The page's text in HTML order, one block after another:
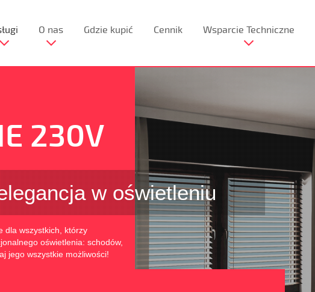
O nas Gdzie kupić Cennik Wsparcie Techniczne
230V
w oświetleniu
dla wszystkich, którzy
oświetlenia: schodów,
jego wszystkie możliwości!